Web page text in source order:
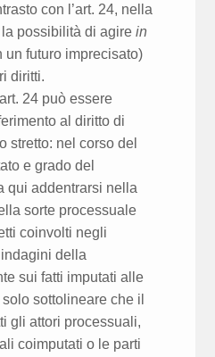
con l’art. 24, nella
la possibilità di agirein
un futuro imprecisato)
diritti.
24 può essere
al diritto di
stretto: nel corso del
e grado del
qui addentrarsi nella
sorte processuale
coinvolti negli
della
sui fatti imputati alle
sottolineare che il
gli attori processuali,
coimputati o le parti